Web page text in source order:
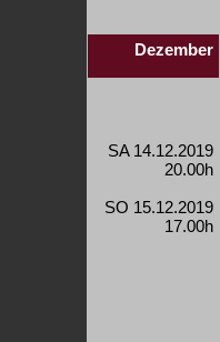
Dezember
SA 14.12.2019
20.00h
SO 15.12.2019
17.00h